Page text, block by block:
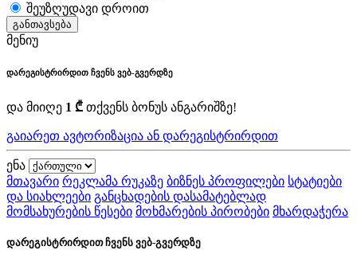
შეუზღუდავი დროით
განთავსება
მენიუ
დარეგისტრირდით ჩვენს ვებ-გვერდზე
და მიიღე 1 ₾ თქვენს ბონუს ანგარიშზე!
გაიარეთ ავტორიზაცია ან დარეგისტრირდით
ენა
მთავარი რეკლამა რუკაზე ბიზნეს პროფილები სტატიები
და სიახლეები განცხადების დასამატებლად
მომსახურების წესები მოხმარების პირობები მხარდაჭერა
დარეგისტრირდით ჩვენს ვებ-გვერდზე